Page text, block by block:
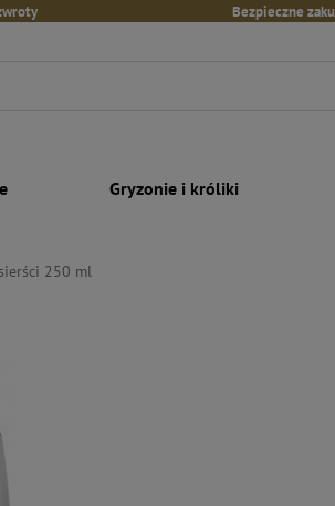
Bezpieczne
Gryzonie i króliki
250 ml